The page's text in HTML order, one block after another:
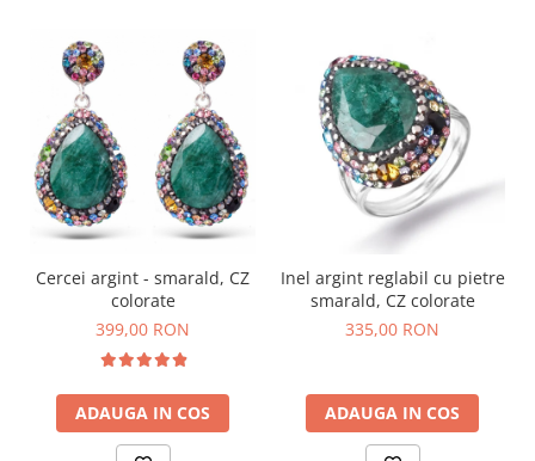
Cercei argint - smarald, CZ
colorate
399,00 RON
ADAUGA IN COS
Inel argint reglabil cu pietre
smarald, CZ colorate
335,00 RON
ADAUGA IN COS